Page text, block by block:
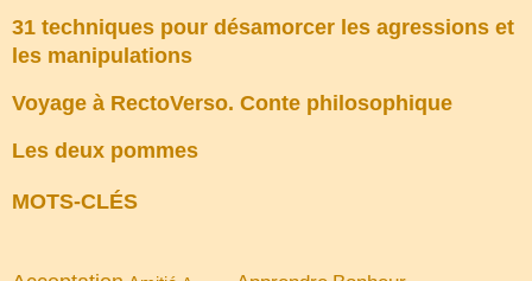
31 techniques pour désamorcer les agressions et
les manipulations
Voyage à RectoVerso. Conte philosophique
Les deux pommes
MOTS-CLÉS